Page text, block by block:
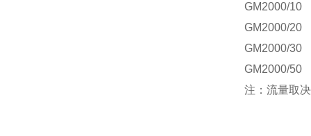
GM2000/10
GM2000/20
GM2000/30
GM2000/50
注：流量取